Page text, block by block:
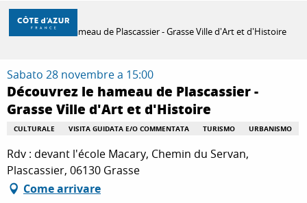
Aller
contenu
SCOPRIRE
PER FARE
SOGGIORNO
Casa
Découvrez le hameau de Plascassier - Grasse Ville d'Art et d'Histoire
Sabato 28 novembre a 15:00
Découvrez le hameau de Plascassier -
Grasse Ville d'Art et d'Histoire
CULTURALE VISITA GUIDATA E/O COMMENTATA TURISMO URBANISMO
Rdv : devant l'école Macary, Chemin du Servan,
Plascassier, 06130 Grasse
Come arrivare